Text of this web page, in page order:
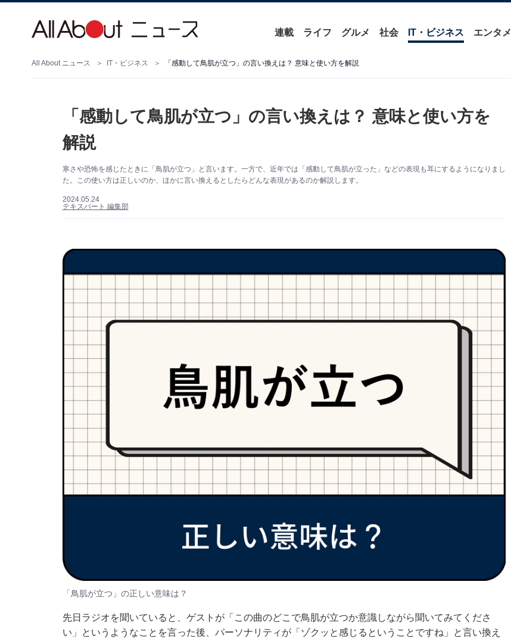
連載 ライフ グルメ 社会 IT・ビジネス エンタメ
All About ニュース IT・ビジネス 「感動して鳥肌が立つ」の言い換えは？ 意味と使い方を解説
「感動して鳥肌が立つ」の言い換えは？ 意味と使い方を
解説
寒さや恐怖を感じたときに「鳥肌が立つ」と言います。一方で、近年では「感動して鳥肌が立った」などの表現も耳にするようになりまし
た。この使い方は正しいのか、ほかに言い換えるとしたらどんな表現があるのか解説します。
2024.05.24
テキスパート 編集部
「鳥肌が立つ」の正しい意味は？
先日ラジオを聞いていると、ゲストが「この曲のどこで鳥肌が立つか意識しながら聞いてみてくださ
い」というようなことを言った後、パーソナリティが「ゾクッと感じるということですね」と言い換え